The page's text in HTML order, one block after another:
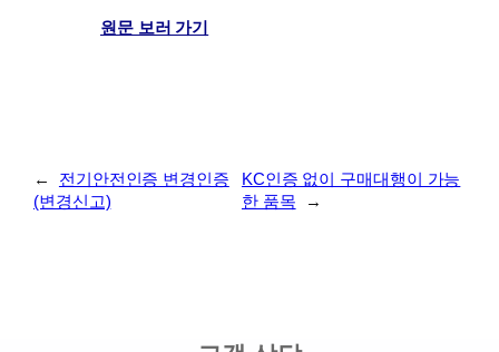
원문 보러 가기
←
전기안전인증 변경인증
(변경신고)
KC인증 없이 구매대행이 가능
한 품목
→